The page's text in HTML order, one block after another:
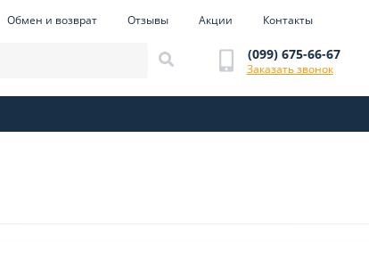
Обмен и возврат Отзывы Акции Контакты
(099) 675-66-67
Заказать звонок